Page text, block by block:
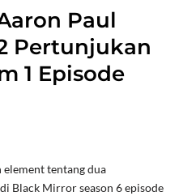
Paul
Pertunjukan
1 Episode
tentang dua
Black Mirror season 6 episode